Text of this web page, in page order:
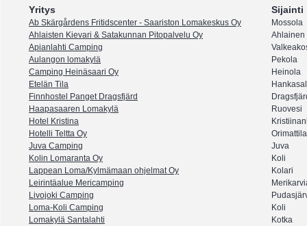
Yritys Sijainti
Ab Skärgårdens Fritidscenter - Saariston Lomakeskus Oy
Mossola
Ahlaisten Kievari & Satakunnan Pitopalvelu Oy
Ahlainen
Apianlahti Camping
Aulangon lomakylä
Pekola
Camping Heinäsaari Oy
Heinola
Etelän Tila
Finnhostel Panget Dragsfjärd
Haapasaaren Lomakylä
Ruovesi
Hotel Kristina
Hotelli Teltta Oy
Orimattila
Juva Camping
Juva
Kolin Lomaranta Oy
Koli
Lappean Loma/Kylmämaan ohjelmat Oy
Kolari
Leirintäalue Mericamping
Livojoki Camping
Loma-Koli Camping
Koli
Lomakylä Santalahti
Kotka